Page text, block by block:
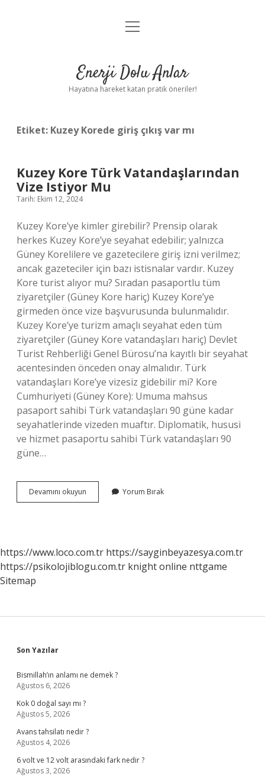
Anasayfa
Yasal Uyarı
menüyü
Enerji Dolu Anlar
Hayatına hareket katan pratik öneriler!
Etiket: Kuzey Korede giriş çıkış var mı
Kuzey Kore Türk Vatandaşlarından
Vize Istiyor Mu
Tarih: Ekim 12, 2024
Kuzey Kore’ye kimler girebilir? Prensip olarak
herkes Kuzey Kore’ye seyahat edebilir; yalnızca
Güney Korelilere ve gazetecilere giriş izni verilmez;
ancak gazeteciler için bazı istisnalar vardır. Kuzey
Kore turist alıyor mu? Sıradan pasaportlu tüm
ziyaretçiler (Güney Kore hariç) Kuzey Kore’ye
girmeden önce vize başvurusunda bulunmalıdır.
Kuzey Kore’ye turizm amaçlı seyahat eden tüm
ziyaretçiler (Güney Kore vatandaşları hariç) Devlet
Turist Rehberliği Genel Bürosu’na kayıtlı bir seyahat
acentesinden önceden onay almalıdır. Türk
vatandaşları Kore’ye vizesiz gidebilir mi? Kore
Cumhuriyeti (Güney Kore): Umuma mahsus
pasaport sahibi Türk vatandaşları 90 güne kadar
seyahatlerinde vizeden muaftır. Diplomatik, hususi
ve hizmet pasaportu sahibi Türk vatandaşları 90
güne…
Devamını okuyun
Kore
Mu
Yorum Bırak
https://www.loco.com.tr https://sayginbeyazesya.com.tr
https://psikolojiblogu.com.tr knight online nttgame
Sitemap
Sidebar
Son Yazılar
Bismillah’ın anlamı ne demek ?
Ağustos 6, 2026
Kok 0 doğal sayı mı ?
Ağustos 5, 2026
Avans tahsilatı nedir ?
Ağustos 4, 2026
6 volt ve 12 volt arasındaki fark nedir ?
Ağustos 3, 2026